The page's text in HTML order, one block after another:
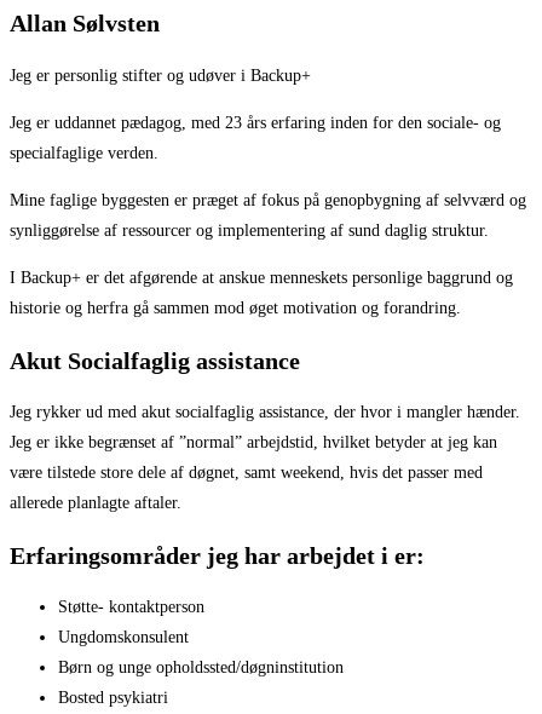
Allan Sølvsten
Jeg er personlig stifter og udøver i Backup+
Jeg er uddannet pædagog, med 23 års erfaring inden for den sociale- og
specialfaglige verden.
Mine faglige byggesten er præget af fokus på genopbygning af selvværd og
synliggørelse af ressourcer og implementering af sund daglig struktur.
I Backup+ er det afgørende at anskue menneskets personlige baggrund og
historie og herfra gå sammen mod øget motivation og forandring.
Akut Socialfaglig assistance
Jeg rykker ud med akut socialfaglig assistance, der hvor i mangler hænder.
Jeg er ikke begrænset af ”normal” arbejdstid, hvilket betyder at jeg kan
være tilstede store dele af døgnet, samt weekend, hvis det passer med
allerede planlagte aftaler.
Erfaringsområder jeg har arbejdet i er:
Støtte- kontaktperson
Ungdomskonsulent
Børn og unge opholdssted/døgninstitution
Bosted psykiatri